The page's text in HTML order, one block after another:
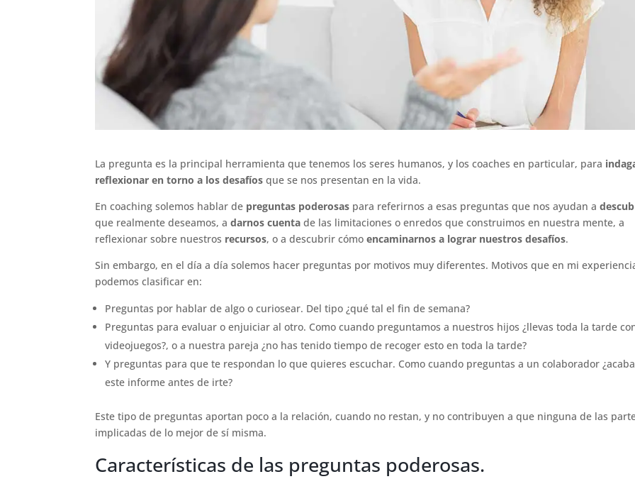
La pregunta es la principal herramienta que tenemos los seres humanos, y los coaches en particular, para
reflexionar en torno a los desafíos que se nos presentan en la vida.
En coaching solemos hablar de preguntas poderosas para referirnos a esas preguntas que nos ayudan a
que realmente deseamos, adarnos cuenta de las limitaciones o enredos que construimos en nuestra mente, a
reflexionar sobre nuestros recursos, o a descubrir cómoencaminarnos a lograr nuestros desafíos.
Sin embargo, en el día a día solemos hacer preguntas por motivos muy diferentes. Motivos que en mi
podemos clasificar en:
Preguntas por hablar de algo o curiosear. Del tipo ¿qué tal el fin de semana?
Preguntas para evaluar o enjuiciar al otro. Como cuando preguntamos a nuestros hijos ¿llevas toda la tarde
videojuegos?, o a nuestra pareja ¿no has tenido tiempo de recoger esto en toda la tarde?
Y preguntas para que te respondan lo que quieres escuchar. Como cuando preguntas a un colaborador
este informe antes de irte?
Este tipo de preguntas aportan poco a la relación, cuando no restan, y no contribuyen a que ninguna de las
implicadas de lo mejor de sí misma.
Características de las preguntas poderosas.